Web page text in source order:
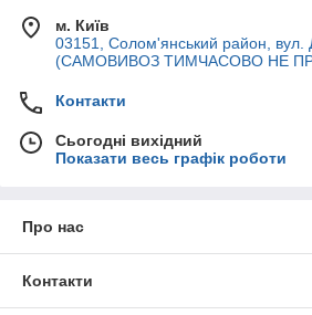
м. Київ
03151, Солом'янський район, вул.
(САМОВИВОЗ ТИМЧАСОВО НЕ
Контакти
Сьогодні вихідний
Показати весь графік роботи
Про нас
Контакти